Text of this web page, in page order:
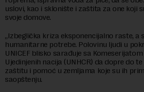
uslovi, kao i sklonište i zaštita za one koji
svoje domove.
„Izbeglička kriza eksponencijalno raste, a
humanitarne potrebe. Polovinu ljudi u
UNICEF blisko sarađuje sa
Ujedinjenih nacija (UNHCR) da dopre do
zaštitu i pomoć u zemljama koje su ih
saopštenju.